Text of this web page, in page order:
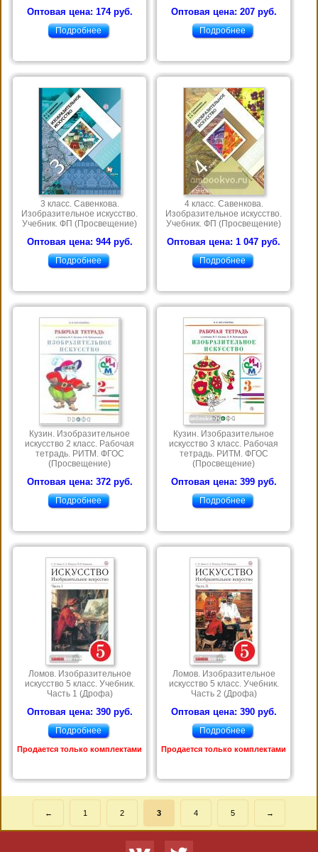
Оптовая цена: 174 руб.
Подробнее
Оптовая цена: 207 руб.
Подробнее
3 класс. Савенкова.
Изобразительное искусство.
Учебник. ФП (Просвещение)
Оптовая цена: 944 руб.
Подробнее
4 класс. Савенкова.
Изобразительное искусство.
Учебник. ФП (Просвещение)
Оптовая цена: 1 047 руб.
Подробнее
Кузин. Изобразительное
искусство 2 класс. Рабочая
тетрадь. РИТМ. ФГОС
(Просвещение)
Оптовая цена: 372 руб.
Подробнее
Кузин. Изобразительное
искусство 3 класс. Рабочая
тетрадь. РИТМ. ФГОС
(Просвещение)
Оптовая цена: 399 руб.
Подробнее
Ломов. Изобразительное
искусство 5 класс. Учебник.
Часть 1 (Дрофа)
Оптовая цена: 390 руб.
Подробнее
Продается только комплектами
Ломов. Изобразительное
искусство 5 класс. Учебник.
Часть 2 (Дрофа)
Оптовая цена: 390 руб.
Подробнее
Продается только комплектами
← 1 2 3 4 5 →